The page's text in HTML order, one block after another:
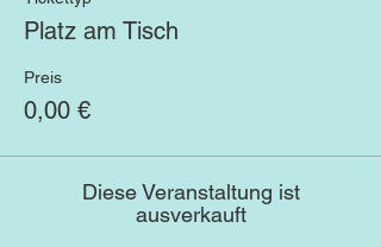
Platz am Tisch
Preis
0,00 €
Diese Veranstaltung ist
ausverkauft